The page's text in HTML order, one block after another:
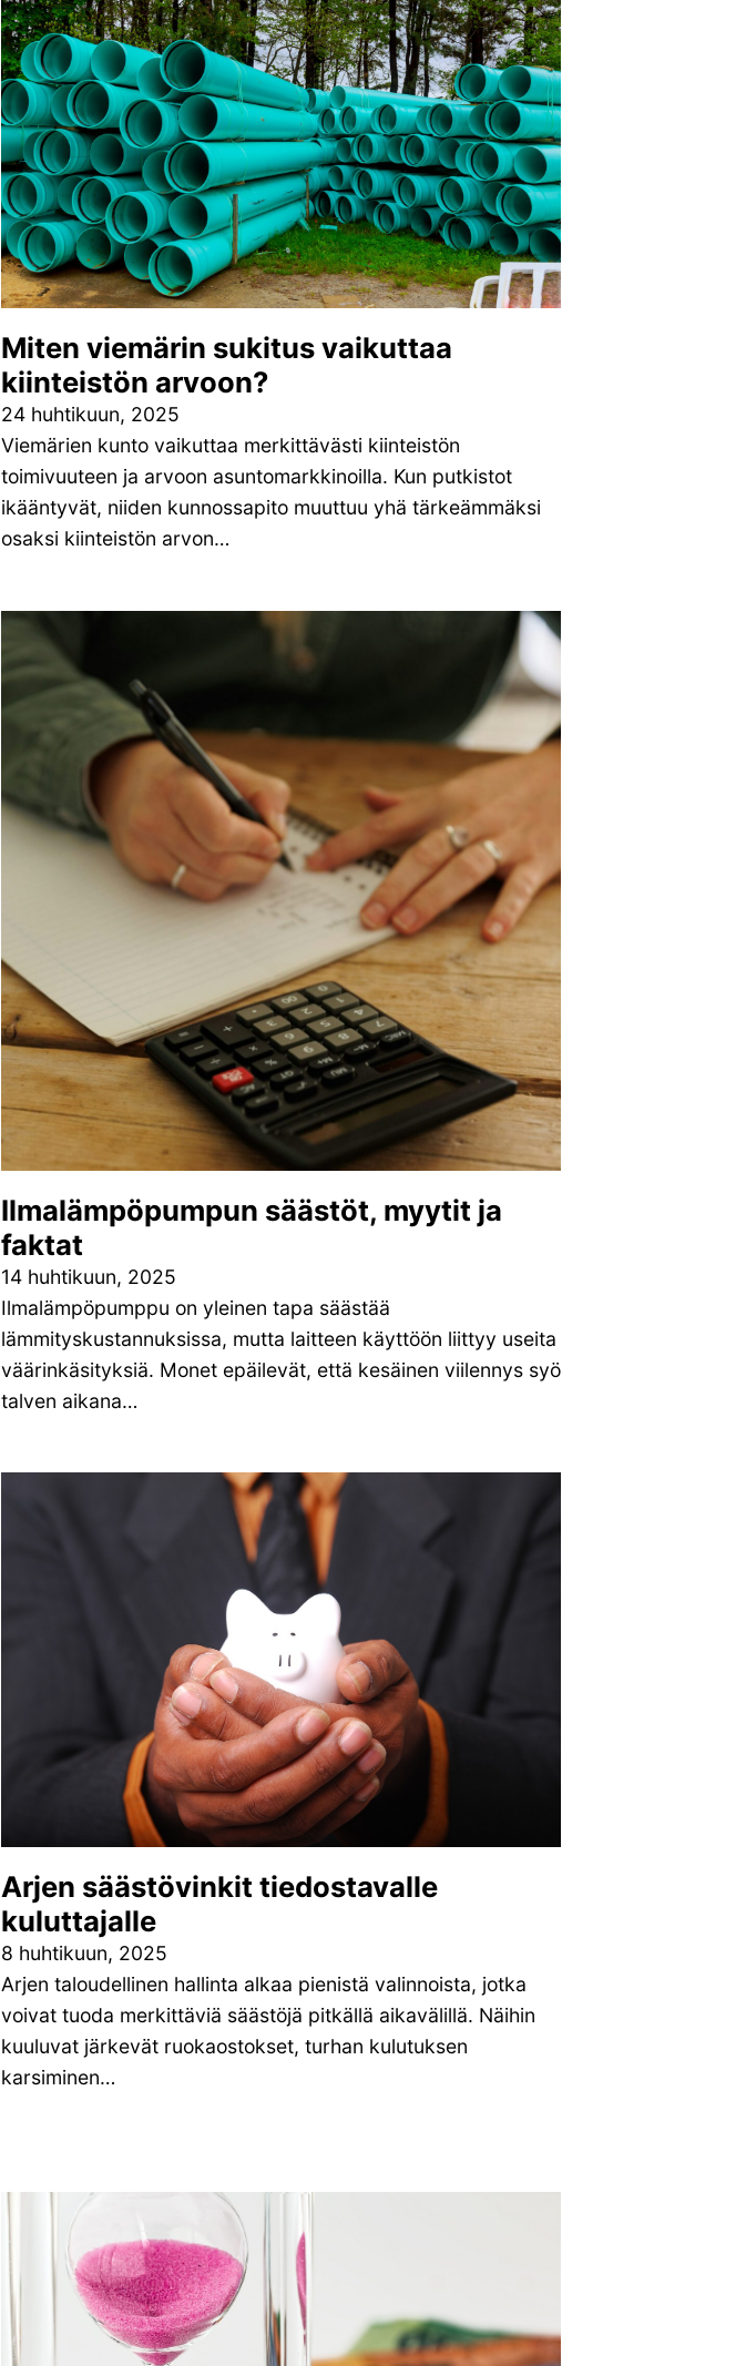
Miten viemärin sukitus vaikuttaa
kiinteistön arvoon?
24 huhtikuun, 2025
Viemärien kunto vaikuttaa merkittävästi kiinteistön
toimivuuteen ja arvoon asuntomarkkinoilla. Kun putkistot
ikääntyvät, niiden kunnossapito muuttuu yhä tärkeämmäksi
osaksi kiinteistön arvon…
Ilmalämpöpumpun säästöt, myytit ja
faktat
14 huhtikuun, 2025
Ilmalämpöpumppu on yleinen tapa säästää
lämmityskustannuksissa, mutta laitteen käyttöön liittyy useita
väärinkäsityksiä. Monet epäilevät, että kesäinen viilennys syö
talven aikana…
Arjen säästövinkit tiedostavalle
kuluttajalle
8 huhtikuun, 2025
Arjen taloudellinen hallinta alkaa pienistä valinnoista, jotka
voivat tuoda merkittäviä säästöjä pitkällä aikavälillä. Näihin
kuuluvat järkevät ruokaostokset, turhan kulutuksen
karsiminen…